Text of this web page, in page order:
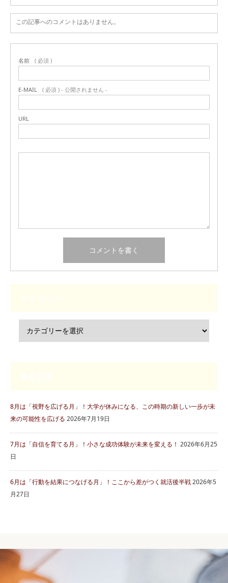
この記事へのコメントはありません。
名前 ( 必須 )
E-MAIL ( 必須 ) - 公開されません -
URL
8月は「視野を広げる月」！大学が休みになる、この時期の新しい一歩が未
来の可能性を広げる 2026年7月19日
7月は「自信を育てる月」！小さな成功体験が未来を変える！ 2026年6月25
日
6月は「行動を結果につなげる月」！ここから差がつく就活後半戦2026年5
月27日